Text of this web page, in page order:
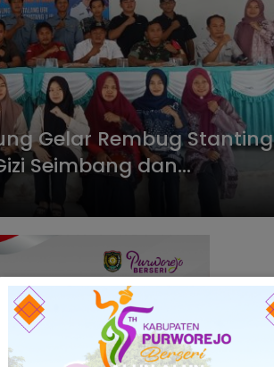
Gelar Rembug Stanting
Seimbang dan